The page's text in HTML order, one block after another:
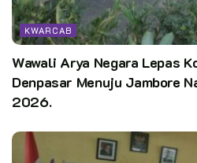
KWARCAB
Wawali Arya Negara Lepas
Denpasar Menuju Jambore
2026.